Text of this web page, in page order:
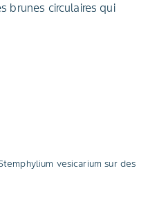
brunes circulaires qui
vesicarium sur des